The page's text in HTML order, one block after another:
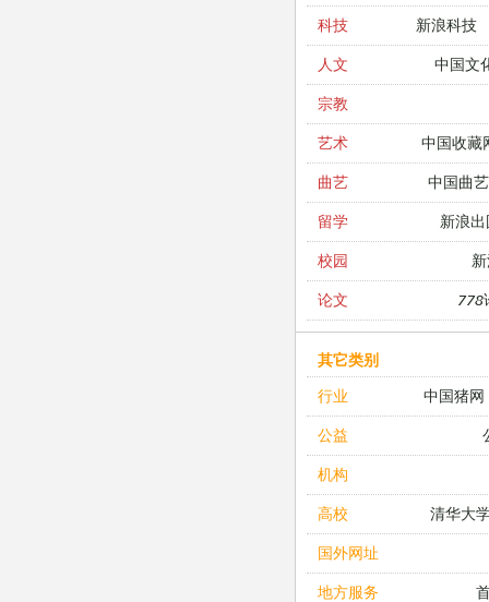
科技 新浪科技
人文 中国文
宗教
艺术 中国收藏
曲艺 中国曲
留学 新浪
校园
论文 778
其它类别
行业
中国猪网
公益
机构
高校 清华大
国外网址
地方服务